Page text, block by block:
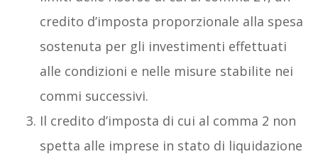
credito d’imposta proporzionale alla spesa
sostenuta per gli investimenti effettuati
alle condizioni e nelle misure stabilite nei
commi successivi.
Il credito d’imposta di cui al comma 2 non
spetta alle imprese in stato di liquidazione